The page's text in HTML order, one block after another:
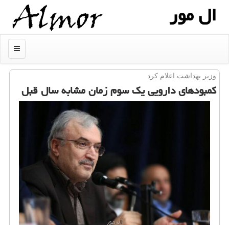
ال مور
منو
وزیر بهداشت اعلام كرد
كمبودهای دارویی یك سوم زمان مشابه سال قبل